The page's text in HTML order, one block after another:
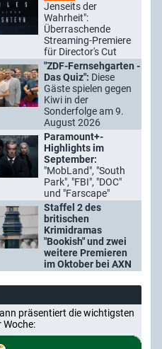
Jenseits der
Wahrheit":
Überraschende
Streaming-Premiere
für Director's Cut
"ZDF-Fernsehgarten -
Das Quiz": Diese
Gäste spielen gegen
Kiwi in der
Sonderfolge am 9.
August 2026
Paramount+-
Highlights im
September:
"MobLand", "South
Park", "FBI", "DOC"
und "Farscape"
Staffel 2 des
britischen
Krimidramas
"Bookish" und zwei
weitere Premieren
im Oktober bei AXN
präsentiert die wichtigsten
Woche: